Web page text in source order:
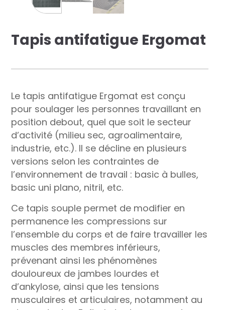
Tapis antifatigue Ergomat
Le tapis antifatigue Ergomat est conçu
pour soulager les personnes travaillant en
position debout, quel que soit le secteur
d’activité (milieu sec, agroalimentaire,
industrie, etc.). Il se décline en plusieurs
versions selon les contraintes de
l’environnement de travail : basic à bulles,
basic uni plano, nitril, etc.
Ce tapis souple permet de modifier en
permanence les compressions sur
l’ensemble du corps et de faire travailler les
muscles des membres inférieurs,
prévenant ainsi les phénomènes
douloureux de jambes lourdes et
d’ankylose, ainsi que les tensions
musculaires et articulaires, notamment au